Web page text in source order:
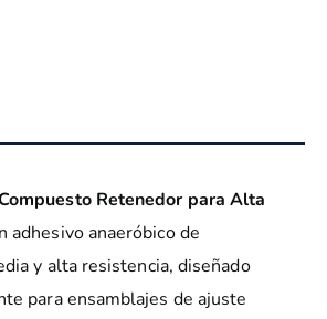
Retenedor para Alta
adhesivo anaeróbico de
y alta resistencia, diseñado
para ensamblajes de ajuste